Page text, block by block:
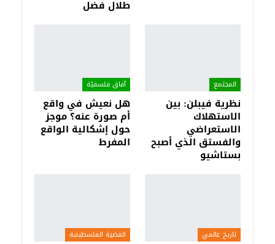
طلال فضل
المجتمع
نظرية فيبلن: بين
الاستهلاك
الاستعراضي
والفستق الذي أصبح
بستاشيو
آفاق فلسفيّة‎
هل نعيش في واقع
أم صورة عنه؟ موجز
حول إشكالية الواقع
المفرط
تاريخ عالمي القضية الفلسطينية